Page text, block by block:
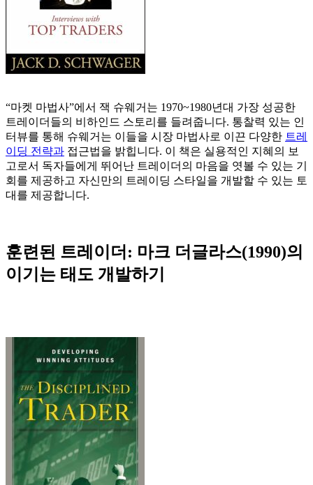
“마켓 마법사”에서 잭 슈웨거는 1970~1980년대 가장 성공한
트레이더들의 비하인드 스토리를 들려줍니다. 통찰력 있는 인
터뷰를 통해 슈웨거는 이들을 시장 마법사로 이끈 다양한 트레
이딩 전략과 접근법을 밝힙니다. 이 책은 실용적인 지혜의 보
고로서 독자들에게 뛰어난 트레이더의 마음을 엿볼 수 있는 기
회를 제공하고 자신만의 트레이딩 스타일을 개발할 수 있는 토
대를 제공합니다.
훈련된 트레이더: 마크 더글라스(1990)의
이기는 태도 개발하기